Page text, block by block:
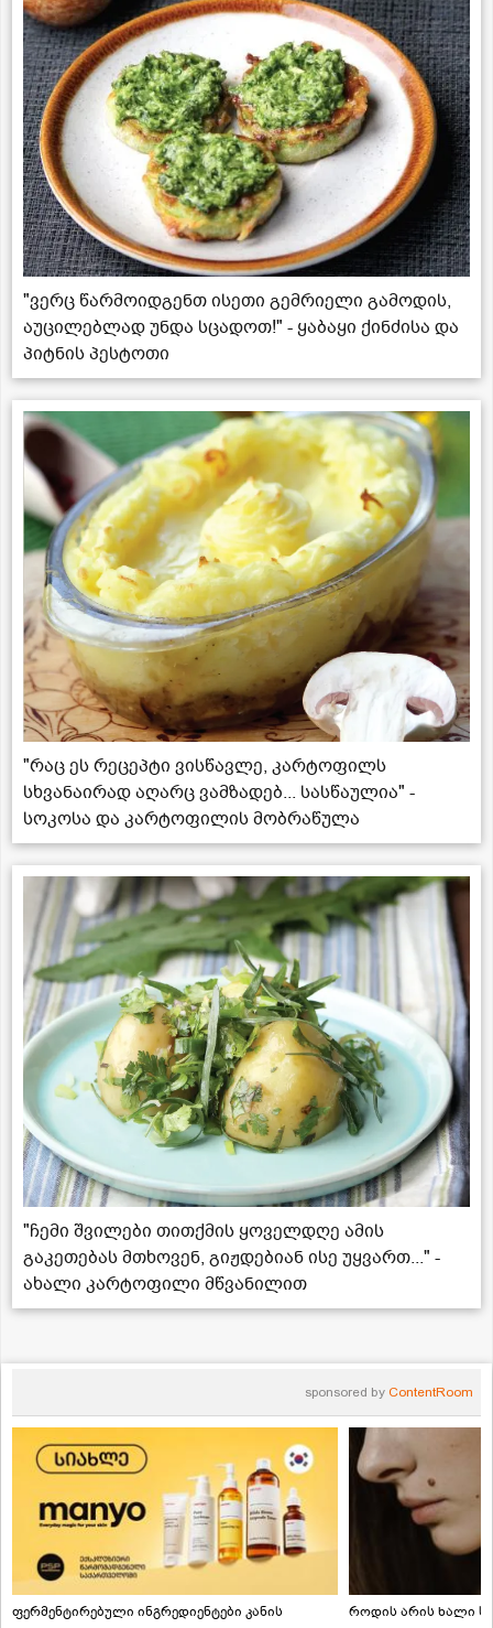
"ვერც წარმოიდგენთ ისეთი გემრიელი გამოდის,
აუცილებლად უნდა სცადოთ!" - ყაბაყი ქინძისა და
პიტნის პესტოთი
"რაც ეს რეცეპტი ვისწავლე, კარტოფილს
სხვანაირად აღარც ვამზადებ... სასწაულია" -
სოკოსა და კარტოფილის მობრაწულა
"ჩემი შვილები თითქმის ყოველდღე ამის
გაკეთებას მთხოვენ, გიჟდებიან ისე უყვართ..." -
ახალი კარტოფილი მწვანილით
sponsored by ContentRoom
ფერმენტირებული ინგრედიენტები კანის
როდის არის ხალი